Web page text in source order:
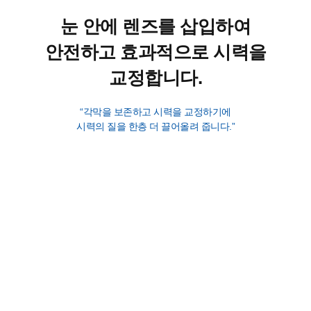
눈 안에 렌즈를 삽입하여
안전하고 효과적으로 시력을
교정합니다.
“각막을 보존하고 시력을 교정하기에
시력의 질을 한층 더 끌어올려 줍니다.”